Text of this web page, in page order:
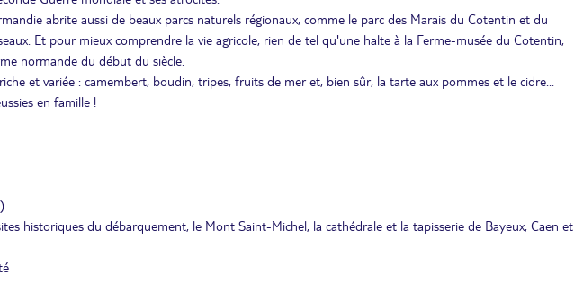
abrite aussi de beaux parcs naturels régionaux, comme le parc des Marais du Cotentin et du
Et pour mieux comprendre la vie agricole, rien de tel qu'une halte à la Ferme-musée du Cotentin,
normande du début du siècle.
et variée : camembert, boudin, tripes, fruits de mer et, bien sûr, la tarte aux pommes et le cidre...
en famille !
historiques du débarquement, le Mont Saint-Michel, la cathédrale et la tapisserie de Bayeux, Caen et